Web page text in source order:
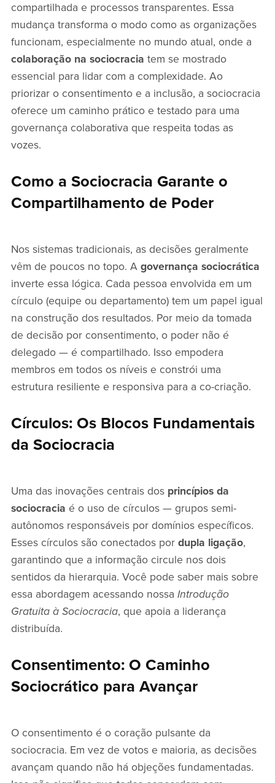
compartilhada e processos transparentes. Essa
mudança transforma o modo como as organizações
funcionam, especialmente no mundo atual, onde a
colaboração na sociocracia tem se mostrado
essencial para lidar com a complexidade. Ao
priorizar o consentimento e a inclusão, a sociocracia
oferece um caminho prático e testado para uma
governança colaborativa que respeita todas as
vozes.
Como a Sociocracia Garante o
Compartilhamento de Poder
Nos sistemas tradicionais, as decisões geralmente
vêm de poucos no topo. A governança sociocrática
inverte essa lógica. Cada pessoa envolvida em um
círculo (equipe ou departamento) tem um papel igual
na construção dos resultados. Por meio da tomada
de decisão por consentimento, o poder não é
delegado — é compartilhado. Isso empodera
membros em todos os níveis e constrói uma
estrutura resiliente e responsiva para a co-criação.
Círculos: Os Blocos Fundamentais
da Sociocracia
Uma das inovações centrais dos princípios da
sociocracia é o uso de círculos — grupos semi-
autônomos responsáveis por domínios específicos.
Esses círculos são conectados por dupla ligação,
garantindo que a informação circule nos dois
sentidos da hierarquia. Você pode saber mais sobre
essa abordagem acessando nossa Introdução
Gratuita à Sociocracia, que apoia a liderança
distribuída.
Consentimento: O Caminho
Sociocrático para Avançar
O consentimento é o coração pulsante da
sociocracia. Em vez de votos e maioria, as decisões
avançam quando não há objeções fundamentadas.